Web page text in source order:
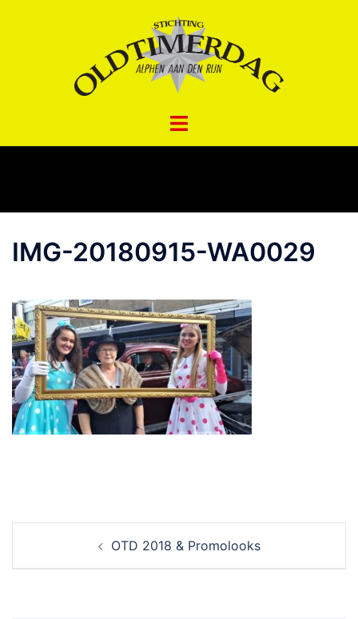
IMG-20180915-WA0029
OTD 2018 & Promolooks